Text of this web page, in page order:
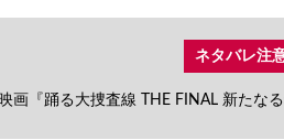
ネタバレ注
画『踊る大捜査線 THE FINAL 新たな